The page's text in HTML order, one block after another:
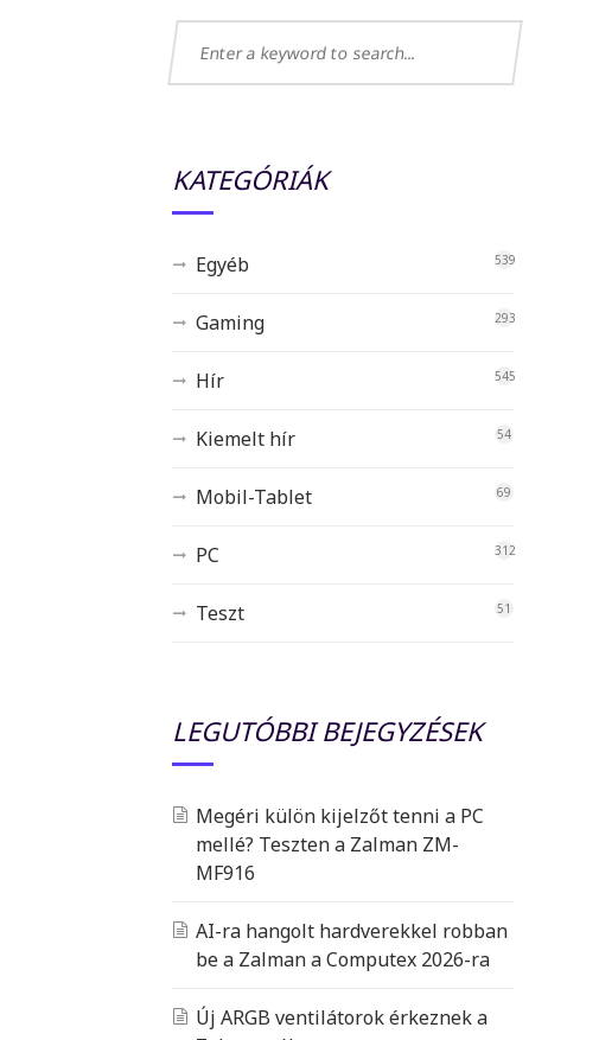
KATEGÓRIÁK
Egyéb 539
Gaming 293
Hír 545
Kiemelt hír 54
Mobil-Tablet 69
PC 312
Teszt 51
LEGUTÓBBI BEJEGYZÉSEK
Megéri külön kijelzőt tenni a PC
mellé? Teszten a Zalman ZM-
MF916
AI-ra hangolt hardverekkel robban
be a Zalman a Computex 2026-ra
Új ARGB ventilátorok érkeznek a